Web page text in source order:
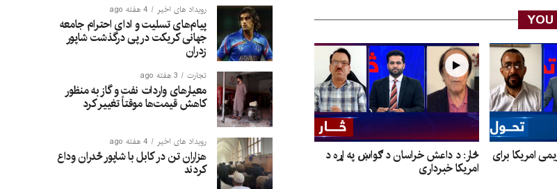
امریکا برای څار: د داعش خراسان د ګواښ په اړه د
امریکا خبرداری
رویداد های اخیر 4 هفته ago
پیام‌های تسلیت و ادای احترام جامعه
جهانی کریکت در پی درگذشت شاپور
زدران
تجارت 3 هفته ago
معیارهای واردات نفت و گاز به منظور
کاهش قیمت‌ها موقتاً تغییر کرد
رویداد های اخیر 4 هفته ago
هزاران تن در کابل با شاپور ځدران وداع
کردند